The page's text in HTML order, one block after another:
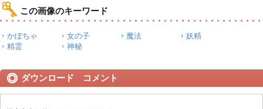
この画像のキーワード
かぼちゃ 女の子 魔法
妖精
精霊
神秘
ダウンロード コメント